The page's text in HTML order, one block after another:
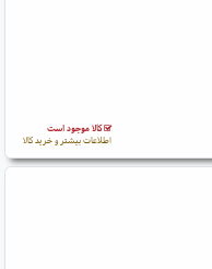
کالا موجود است
اطلاعات بیشتر و خرید کالا